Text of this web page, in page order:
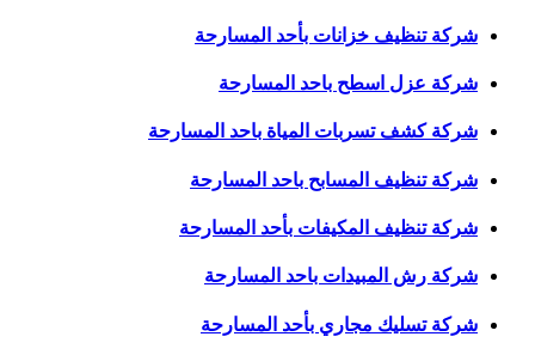
شركة تنظيف خزانات بأحد المسارحة
شركة عزل اسطح باحد المسارحة
شركة كشف تسربات المياة باحد المسارحة
شركة تنظيف المسابح باحد المسارحة
شركة تنظيف المكيفات بأحد المسارحة
شركة رش المبيدات باحد المسارحة
شركة تسليك مجاري بأحد المسارحة